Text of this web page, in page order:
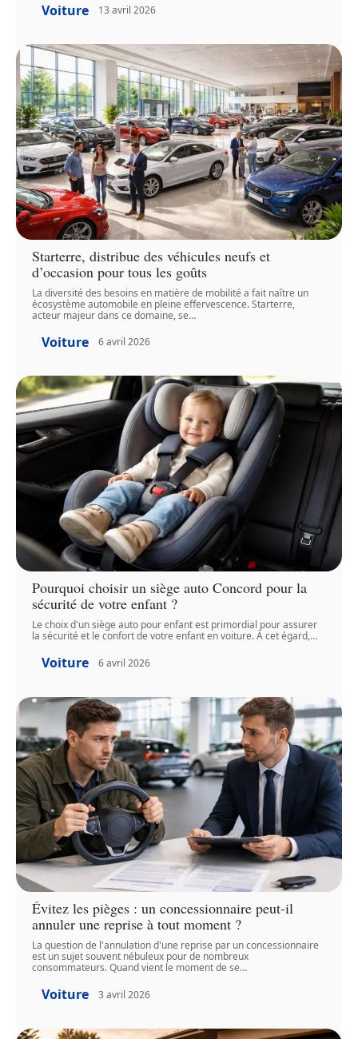
Voiture 13 avril 2026
Starterre, distribue des véhicules neufs et
d’occasion pour tous les goûts
La diversité des besoins en matière de mobilité a fait naître un
écosystème automobile en pleine effervescence. Starterre,
acteur majeur dans ce domaine, se…
Voiture 6 avril 2026
Pourquoi choisir un siège auto Concord pour la
sécurité de votre enfant ?
Le choix d'un siège auto pour enfant est primordial pour assurer
la sécurité et le confort de votre enfant en voiture. À cet égard,…
Voiture 6 avril 2026
Évitez les pièges : un concessionnaire peut-il
annuler une reprise à tout moment ?
La question de l'annulation d'une reprise par un concessionnaire
est un sujet souvent nébuleux pour de nombreux
consommateurs. Quand vient le moment de se…
Voiture 3 avril 2026